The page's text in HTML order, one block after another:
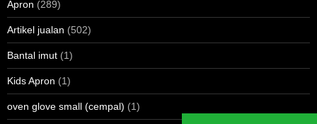
Apron (289)
Artikel jualan (502)
Bantal imut (1)
Kids Apron (1)
oven glove small (cempal) (1)